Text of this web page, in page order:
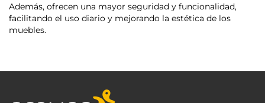
Además, ofrecen una mayor seguridad y funcionalidad,
facilitando el uso diario y mejorando la estética de los
muebles.